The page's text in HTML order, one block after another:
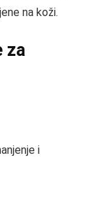
na koži.
za
i